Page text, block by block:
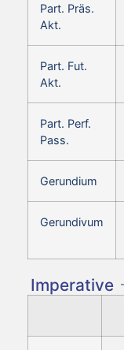
Part. Präs.
Akt.
Part. Fut.
Akt.
Part. Perf.
Pass.
Gerundium
Gerundivum
Imperative